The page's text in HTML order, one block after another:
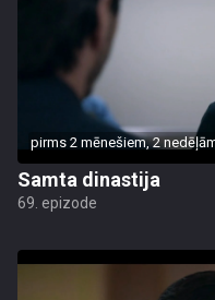
pirms 2 mēnešiem, 2
Samta dinastija
69. epizode